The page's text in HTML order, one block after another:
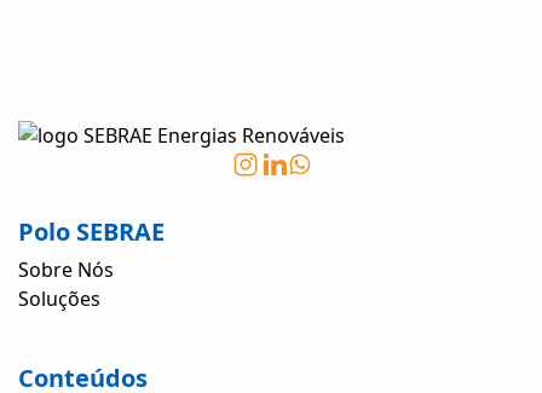
Polo SEBRAE
Sobre Nós
Soluções
Conteúdos